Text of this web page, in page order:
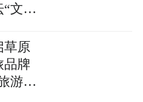
文化
草原
品牌
游目